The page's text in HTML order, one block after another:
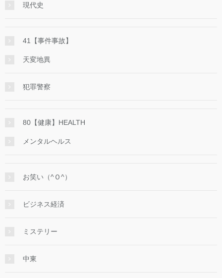
現代史
41【事件事故】
天変地異
犯罪警察
80【健康】HEALTH
メンタルヘルス
お笑い（^Ｏ^）
ビジネス経済
ミステリー
中東